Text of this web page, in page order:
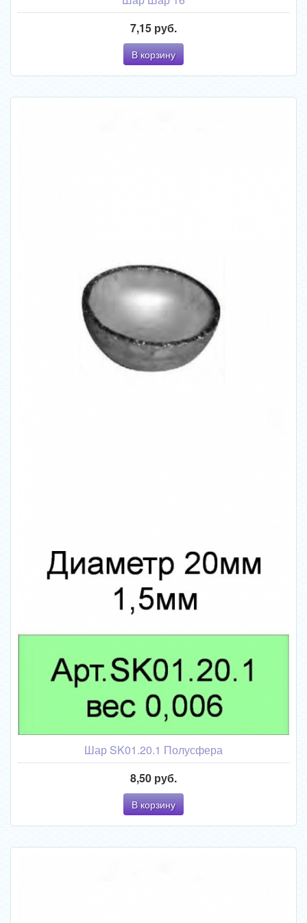
7,15 руб.
В корзину
Шар SK01.20.1 Полусфера
8,50 руб.
В корзину